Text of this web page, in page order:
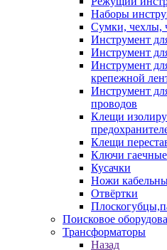
Наборы
Сумки, чехлы,
Инструмент
Инструмент
Инструмент
крепежной
Инструмент
проводов
Клещи
Клещи
Ключи гаечные
Кусачки
Ножи
Отвёртки
Поисковое
Трансформаторы
Назад